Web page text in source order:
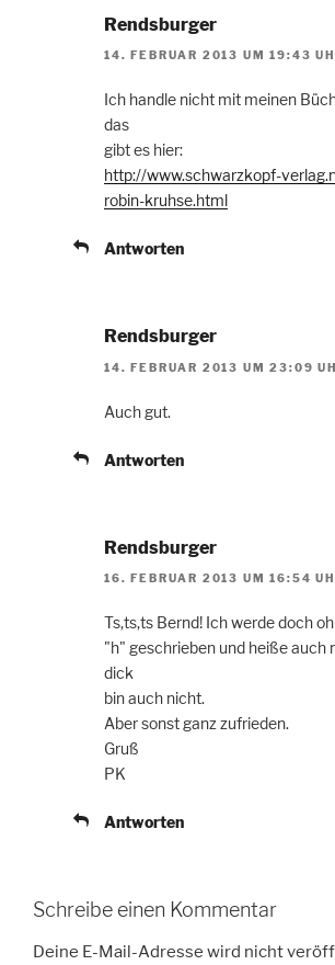
Rendsburger
14. FEBRUAR 2013 UM 19:43
Ich handle nicht mit meinen
das
gibt es hier:
http://www.schwarzkopf-
robin-kruhse.html
Antworten
Rendsburger
14. FEBRUAR 2013 UM 23:09
Auch gut.
Antworten
Rendsburger
16. FEBRUAR 2013 UM 16:54
Ts,ts,ts Bernd! Ich werde doch
"h" geschrieben und heiße auch
dick
bin auch nicht.
Aber sonst ganz zufrieden.
Gruß
PK
Antworten
Schreibe einen Kommentar
Deine E-Mail-Adresse wird nicht